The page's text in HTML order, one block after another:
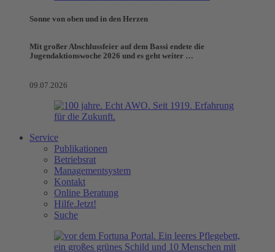
Sonne von oben und in den Herzen
Mit großer Abschlussfeier auf dem Bassi endete die
Jugendaktionswoche 2026 und es geht weiter …
09.07.2026
Service
Publikationen
Betriebsrat
Managementsystem
Kontakt
Online Beratung
Hilfe.Jetzt!
Suche